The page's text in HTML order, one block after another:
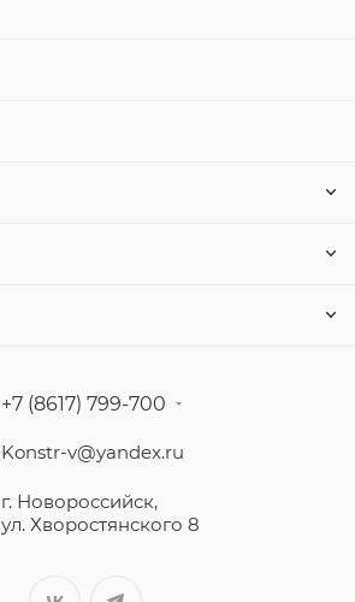
+7 (8617) 799-700
Konstr-v@yandex.ru
г. Новороссийск,
ул. Хворостянского 8